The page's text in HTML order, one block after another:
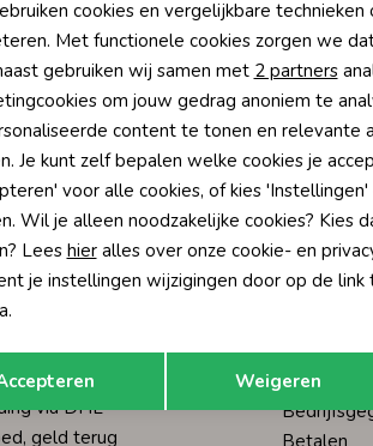
direct 10% korting* op je
Hoe we
sparen voor korting
Humpy?
onze klanten beveelt ons
via DHL
geld terug
Algemene
cookies
cookies en vergelijkbare technieken
Met functionele cookies zorgen we
gebruiken wij samen met 2 partners
om jouw gedrag anoniem te
content te tonen en relevante
Je kunt zelf bepalen welke cookies je
voor alle cookies, of kies
Wil je alleen noodzakelijke cookies? Kies
Lees hieralles over onze cookie- en
je instellingen wijzigingen door op de link
Weigeren